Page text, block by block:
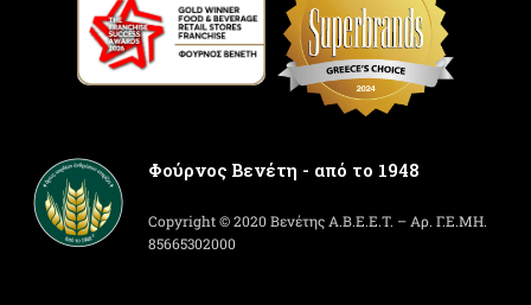
Φούρνος Βενέτη - από το 1948
Copyright © 2020 Βενέτης Α.Β.Ε.Ε.Τ. – Αρ. Γ.Ε.ΜΗ.
85665302000